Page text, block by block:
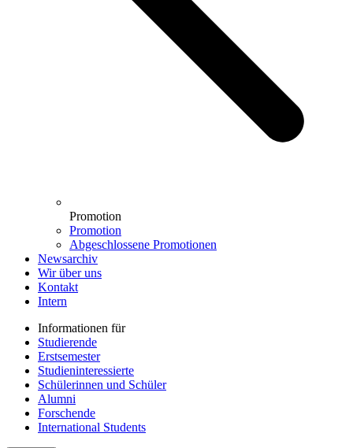
Promotion
Promotion
Abgeschlossene Promotionen
Newsarchiv
Wir über uns
Kontakt
Intern
Informationen für
Studierende
Erstsemester
Studieninteressierte
Schülerinnen und Schüler
Alumni
Forschende
International Students